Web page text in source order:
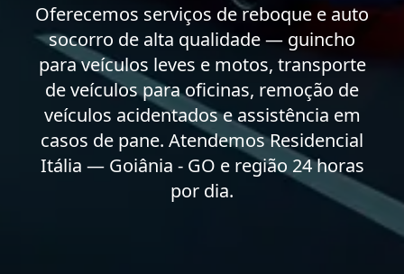
Oferecemos serviços de reboque e auto
socorro de alta qualidade — guincho
para veículos leves e motos, transporte
de veículos para oficinas, remoção de
veículos acidentados e assistência em
casos de pane. Atendemos Residencial
Itália — Goiânia - GO e região 24 horas
por dia.